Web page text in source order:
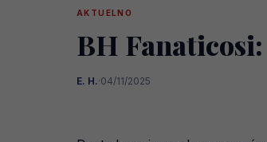
AKTUELNO
BH
E. H.·04/11/2025